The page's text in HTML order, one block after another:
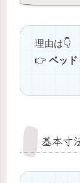
理由は👇
👉 ベッド
基本寸